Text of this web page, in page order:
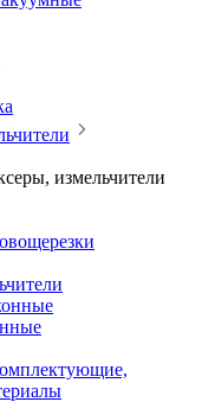
измельчители